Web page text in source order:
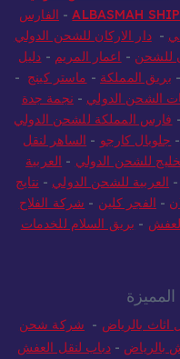
ALBASMAH
- الفارس
-دار الاركان للشحن الدولي
للشحن - اعمار المريم - دليل
- بريق المملكة - ماستر كينج -
الشحن الدولي - نجمة جدة
- فارس المملكة للشحن الدولي
- جلوبال كارجو - الساهر لنقل
للشحن الدولي - العربية
- العربية للشحن الدولي - نتايج
- الفجر كلين - شركة الفلاح
- بريق السلام للخدمات
بالرياض - شركة شحن
بالرياض -دباب لنقل العفش